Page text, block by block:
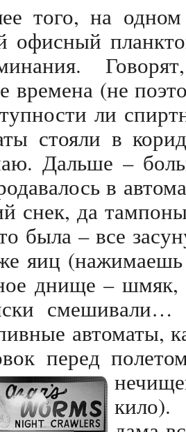
того, на
офисный
времена (не
ли
стояли в
Дальше –
в
снек, да
была – все
яиц
днище –
смешивали…
автоматы,
перед
кило).